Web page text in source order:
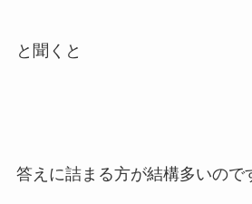
と聞くと
答えに詰まる方が結構多いので